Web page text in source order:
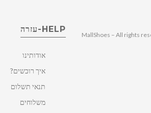
HELP-עזרה
אודותינו
איך רוכשים?
תנאי תשלום
משלוחים
© 2025 MallShoes – All